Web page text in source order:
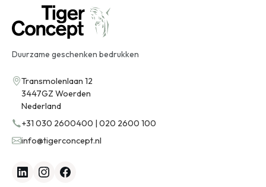
Duurzame geschenken bedrukken
Transmolenlaan 12
3447GZ Woerden
Nederland
+31 030 2600400 | 020 2600 100
info@tigerconcept.nl